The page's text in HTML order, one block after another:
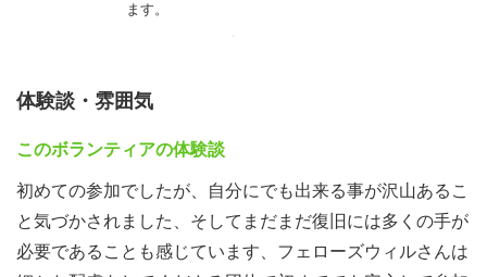
ます。
体験談・雰囲気
このボランティアの体験談
初めての参加でしたが、自分にでも出来る事が沢山あるこ
と気づかされました、そしてまだまだ復旧には多くの手が
必要であることも感じています、フェローズウィルさんは